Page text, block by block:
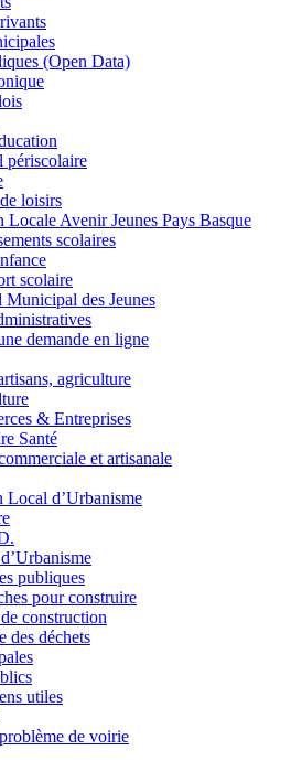
(Open Data)
périscolaire
loisirs
Locale Avenir Jeunes Pays Basque
scolaires
scolaire
Municipal des Jeunes
demande en ligne
agriculture
& Entreprises
Santé
et artisanale
Local d’Urbanisme
publiques
pour construire
construction
des déchets
utiles
de voirie